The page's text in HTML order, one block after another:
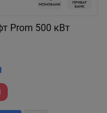
Prom 500 кВт